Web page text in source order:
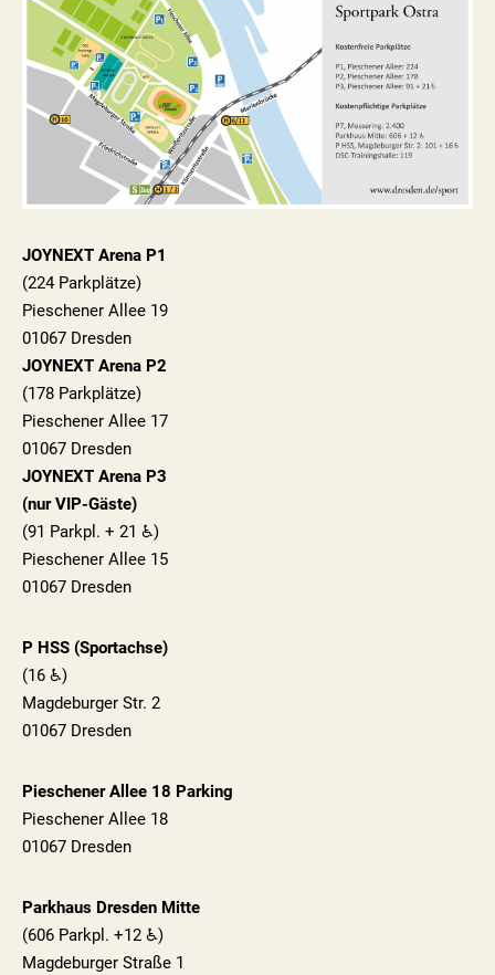
JOYNEXT Arena P1
(224 Parkplätze)
Pieschener Allee 19
01067 Dresden
JOYNEXT Arena P2
(178 Parkplätze)
Pieschener Allee 17
01067 Dresden
JOYNEXT Arena P3
(nur VIP-Gäste)
(91 Parkpl. + 21 ♿)
Pieschener Allee 15
01067 Dresden
P HSS (Sportachse)
(16 ♿)
Magdeburger Str. 2
01067 Dresden
Pieschener Allee 18 Parking
Pieschener Allee 18
01067 Dresden
Parkhaus Dresden Mitte
(606 Parkpl. +12 ♿)
Magdeburger Straße 1